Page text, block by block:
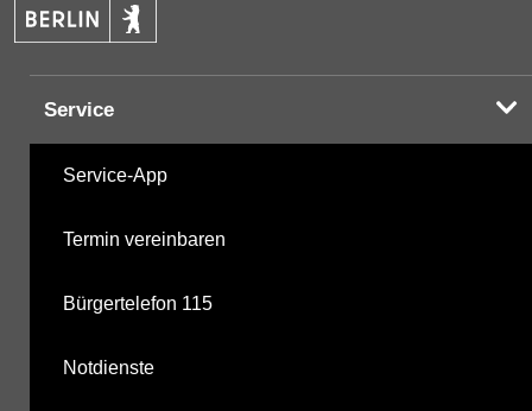
Service
Service-App
Termin vereinbaren
Bürgertelefon 115
Notdienste